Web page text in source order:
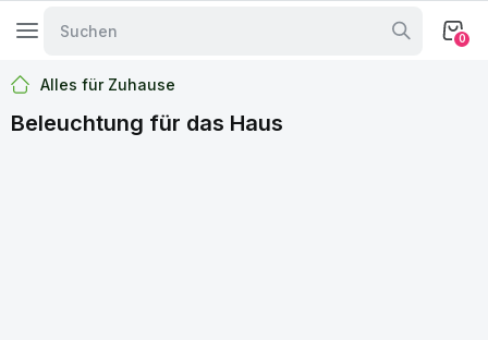
0
Alles für Zuhause
Beleuchtung für das Haus